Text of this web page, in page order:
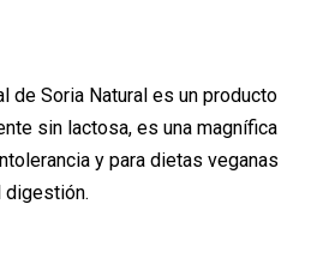
de Soria Natural es un producto
sin lactosa, es una magnífica
y para dietas veganas
digestión.